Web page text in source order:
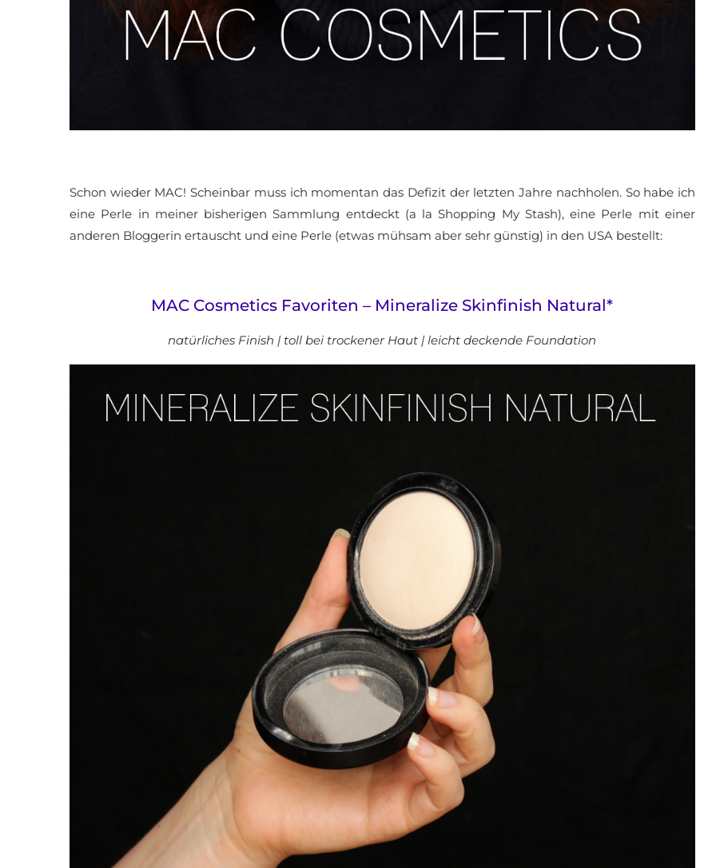
Schon wieder MAC! Scheinbar muss ich momentan das Defizit der letzten Jahre nachholen. So habe ich
eine Perle in meiner bisherigen Sammlung entdeckt (a la Shopping My Stash), eine Perle mit einer
anderen Bloggerin ertauscht und eine Perle (etwas mühsam aber sehr günstig) in den USA bestellt:
MAC Cosmetics Favoriten – Mineralize Skinfinish Natural*
natürliches Finish | toll bei trockener Haut | leicht deckende Foundation